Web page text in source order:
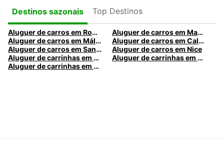
Destinos sazonais
Top Destinos
Aluguer de carros em Roma
Aluguer de carros em Madrid
Aluguer de carros em Málaga
Aluguer de carros em Caldas da Rainha
Aluguer de carros em Santa Maria da Feira
Aluguer de carros em Nice
Aluguer de carrinhas em Nice
Aluguer de carrinhas em Santa Maria da Feira
Aluguer de carrinhas em Caldas da Rainha